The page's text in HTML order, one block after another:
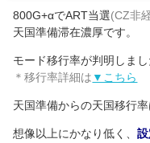
800G+αでART当選(CZ非
天国準備滞在濃厚です。
モード移行率が判明しまし
＊移行率詳細は ▼こちら
天国準備からの天国移行率
想像以上にかなり低く、